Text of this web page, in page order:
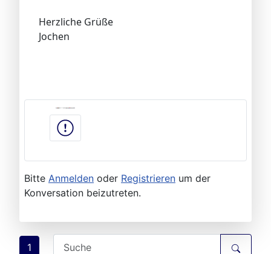
Herzliche Grüße
Jochen
Bitte Anmelden oder Registrieren um der
Konversation beizutreten.
1